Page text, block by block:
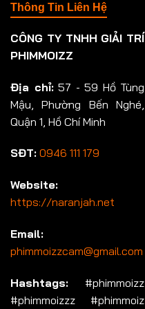
Thông Tin Liên Hệ
CÔNG TY TNHH GIẢI TRÍ
PHIMMOIZZ
Địa chỉ:57 - 59 Hồ Tùng
Mậu, Phường Bến Nghé,
Quận 1, Hồ Chí Minh
SĐT: 0946 111 179
Website:
https://naranjah.net
Email:
phimmoizzcam@gmail.com
Hashtags: #phimmoizz
#phimmoizzz #phimmoiz